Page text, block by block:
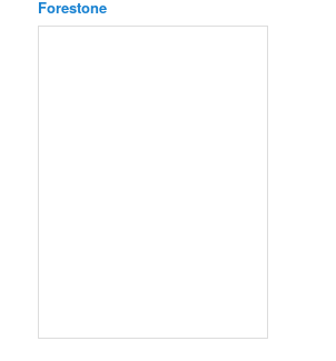
Forestone